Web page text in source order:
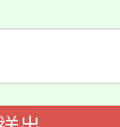
民語歌
年度第
選結果(
年度第
選結果(
學推廣